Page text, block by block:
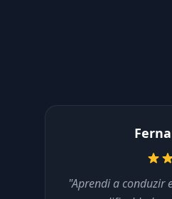
"Aprendi a conduzir